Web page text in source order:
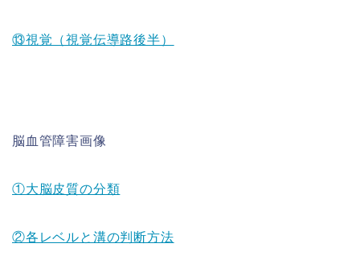
⑬視覚（視覚伝導路後半）
脳血管障害画像
①大脳皮質の分類
②各レベルと溝の判断方法